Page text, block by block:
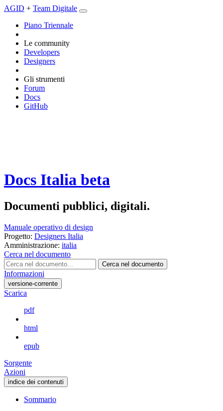
AGID + Team Digitale
Piano Triennale
Le community
Developers
Designers
Gli strumenti
Forum
Docs
GitHub
Docs Italia beta
Documenti pubblici, digitali.
Manuale operativo di design
Progetto: Designers Italia
Amministrazione: italia
Cerca nel documento
Cerca nel documento
Informazioni
versione-corrente
Scarica
pdf
html
epub
Sorgente
Azioni
indice dei contenuti
Sommario